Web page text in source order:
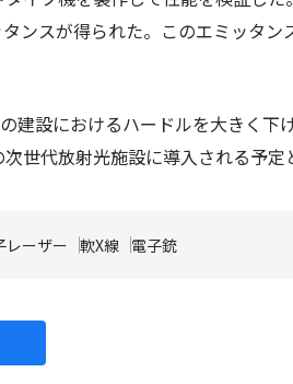
ンスが得られた。このエミッタン
建設におけるハードルを大きく
世代放射光施設に導入される予定
レーザー 軟X線 電子銃